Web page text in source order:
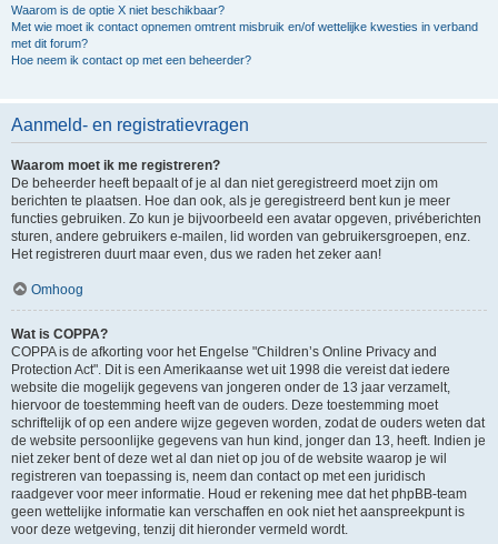
Waarom is de optie X niet beschikbaar?
Met wie moet ik contact opnemen omtrent misbruik en/of wettelijke kwesties in verband
met dit forum?
Hoe neem ik contact op met een beheerder?
Aanmeld- en registratievragen
Waarom moet ik me registreren?
De beheerder heeft bepaalt of je al dan niet geregistreerd moet zijn om
berichten te plaatsen. Hoe dan ook, als je geregistreerd bent kun je meer
functies gebruiken. Zo kun je bijvoorbeeld een avatar opgeven, privéberichten
sturen, andere gebruikers e-mailen, lid worden van gebruikersgroepen, enz.
Het registreren duurt maar even, dus we raden het zeker aan!
Omhoog
Wat is COPPA?
COPPA is de afkorting voor het Engelse "Children’s Online Privacy and
Protection Act". Dit is een Amerikaanse wet uit 1998 die vereist dat iedere
website die mogelijk gegevens van jongeren onder de 13 jaar verzamelt,
hiervoor de toestemming heeft van de ouders. Deze toestemming moet
schriftelijk of op een andere wijze gegeven worden, zodat de ouders weten dat
de website persoonlijke gegevens van hun kind, jonger dan 13, heeft. Indien je
niet zeker bent of deze wet al dan niet op jou of de website waarop je wil
registreren van toepassing is, neem dan contact op met een juridisch
raadgever voor meer informatie. Houd er rekening mee dat het phpBB-team
geen wettelijke informatie kan verschaffen en ook niet het aanspreekpunt is
voor deze wetgeving, tenzij dit hieronder vermeld wordt.